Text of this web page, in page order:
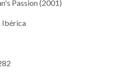
Passion (2001)
Ibérica